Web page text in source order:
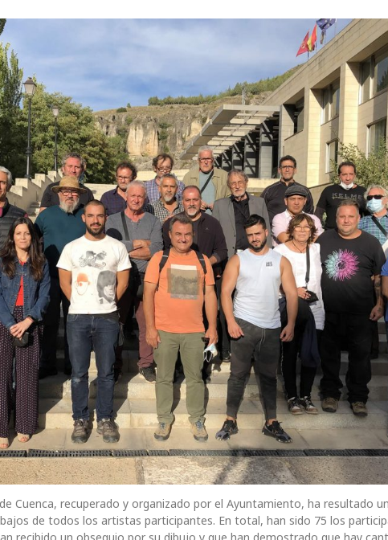
Cuenca, recuperado y organizado por el Ayuntamiento, ha resultado
de todos los artistas participantes. En total, han sido 75 los